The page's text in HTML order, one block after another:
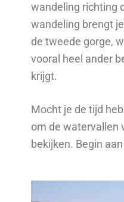
wandeling richting
wandeling brengt
de tweede gorge,
vooral heel ander
krijgt.
Mocht je de tijd
om de watervallen
bekijken. Begin